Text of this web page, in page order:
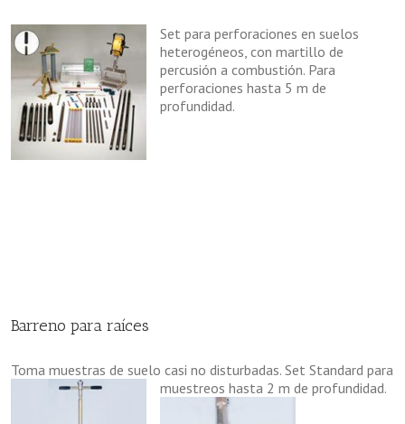
Set para perforaciones en suelos
heterogéneos, con martillo de
percusión a combustión. Para
perforaciones hasta 5 m de
profundidad.
Barreno para raíces
Toma muestras de suelo casi no disturbadas. Set Standard para
muestreos hasta 2 m de profundidad.